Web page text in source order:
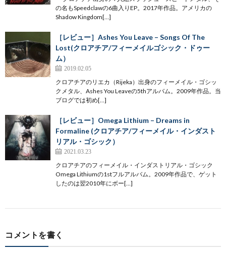
の名もSpeedclawの6曲入りEP。2017年作品。アメリカの
Shadow Kingdom[…]
［レビュー］Ashes You Leave – Songs Of The
Lost(クロアチア/フィーメイルゴシック・ドゥー
ム）
2019.02.05
クロアチアのリエカ（Rijeka）出身のフィーメイル・ゴシッ
クメタル、Ashes You Leaveの5thアルバム。2009年作品。当
ブログでは初め[…]
［レビュー］Omega Lithium – Dreams in
Formaline (クロアチア/フィーメイル・インダスト
リアル・ゴシック）
2021.03.23
クロアチアのフィーメイル・インダストリアル・ゴシック
Omega Lithiumの1stフルアルバム。2009年作品で、ゲット
したのは翌2010年にボー[…]
コメントを書く